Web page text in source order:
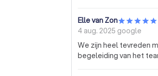
Elle van Zon
4 aug. 2025 google
We zijn heel tevreden
begeleiding van het